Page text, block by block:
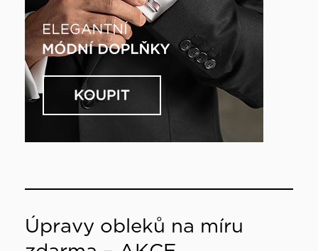
Úpravy obleků na míru